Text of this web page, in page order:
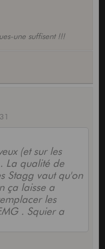
une suffisent !!!
(et sur les
La qualité de
Stagg vaut qu'on
ça laisse a
les
. Squier a